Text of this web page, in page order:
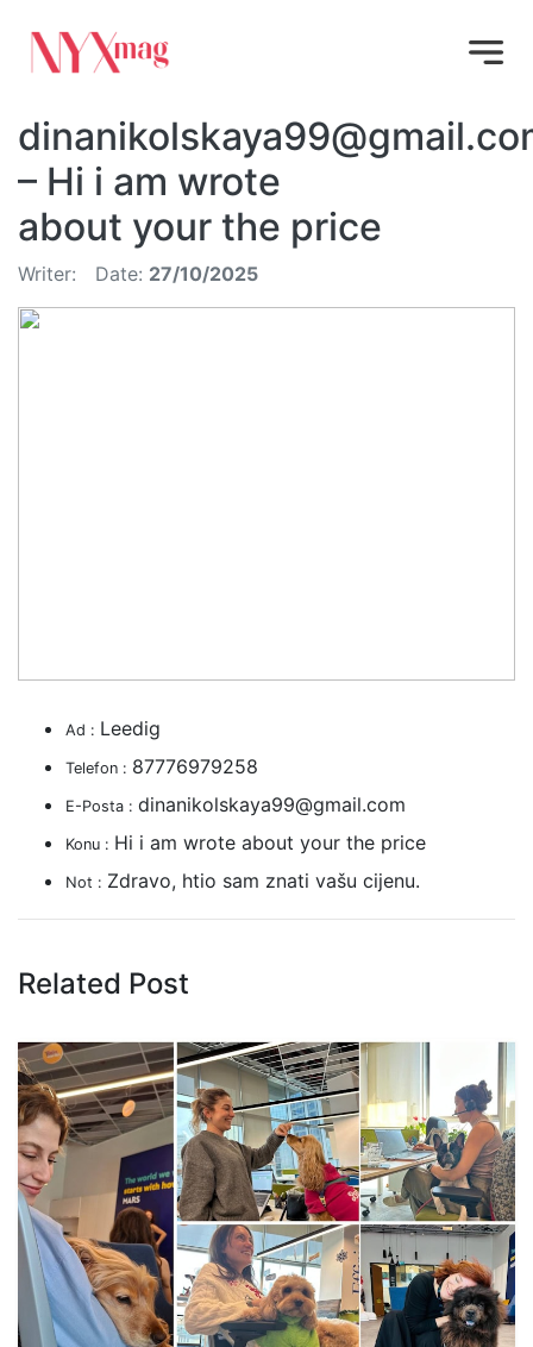
– Hi i am wrote
about your the price
Writer: Date: 27/10/2025
Ad : Leedig
Telefon : 87776979258
E-Posta : dinanikolskaya99@gmail.com
Konu : Hi i am wrote about your the price
Not : Zdravo, htio sam znati vašu cijenu.
Related Post